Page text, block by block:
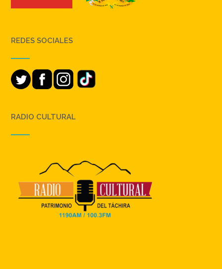
REDES SOCIALES
RADIO CULTURAL